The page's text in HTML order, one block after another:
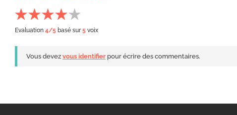
Evaluation 4/5 basé sur5 voix
Vous devez vous identifier pour écrire des commentaires.